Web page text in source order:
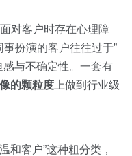
对客户时存在心理障
扮演的客户往往过于”
感与不确定性。一套有
的颗粒度 上做到行业级
和客户”这种粗分类，